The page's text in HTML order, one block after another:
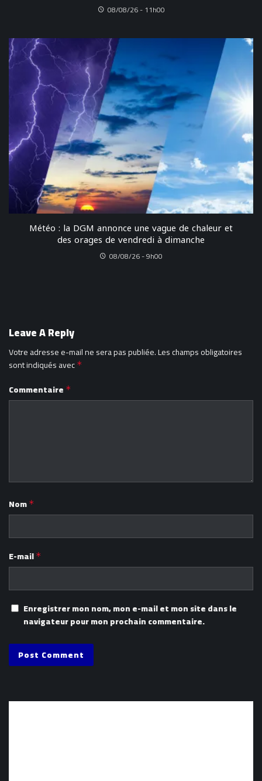
08/08/26 - 11h00
Météo : la DGM annonce une vague de chaleur et
des orages de vendredi à dimanche
08/08/26 - 9h00
Leave A Reply
Votre adresse e-mail ne sera pas publiée.Les champs obligatoires
sont indiqués avec *
Commentaire *
Nom *
E-mail *
Enregistrer mon nom, mon e-mail et mon site dans le
navigateur pour mon prochain commentaire.